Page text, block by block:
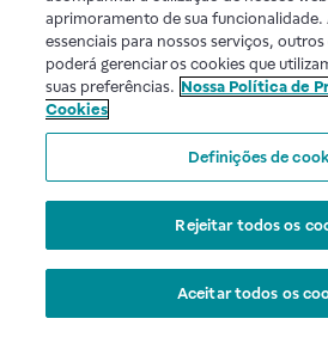
aprimoramento de sua funcionalidade.
essenciais para nossos serviços,
poderá gerenciar os cookies que
suas preferências. Nossa Política de
Cookies
Definições de
Rejeitar todos os
Aceitar todos os